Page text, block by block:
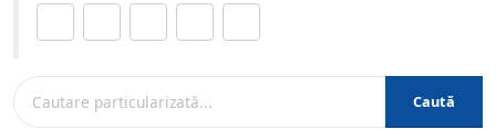
Caută